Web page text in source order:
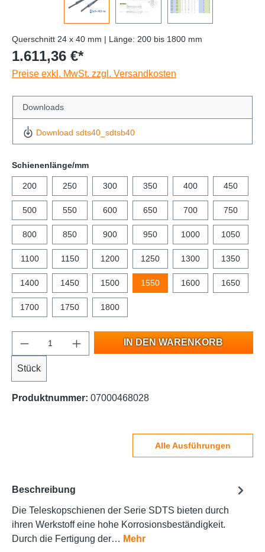
Querschnitt 24 x 40 mm | Länge: 200 bis 1800 mm
1.611,36 €*
Preise exkl. MwSt. zzgl. Versandkosten
Downloads
Download sdts40_sdtsb40
Schienenlänge/mm
200 250 300 350 400 450
500 550 600 650 700 750
800 850 900 950 1000 1050
1100 1150 1200 1250 1300 1350
1400 1450 1500 1550 1600 1650
1700 1750 1800
Stück
IN DEN WARENKORB
Produktnummer: 07000468028
Alle Ausführungen
Beschreibung
Die Teleskopschienen der Serie SDTS bieten durch
ihren Werkstoff eine hohe Korrosionsbeständigkeit.
Durch die Fertigung der… Mehr